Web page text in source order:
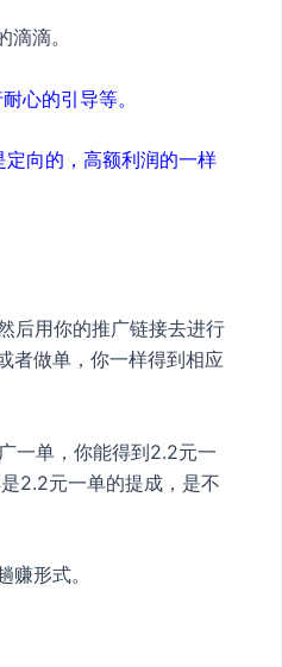
滴。
心的引导等。
向的，高额利润的一样
后用你的推广链接去进行
者做单，你一样得到相应
一单，你能得到2.2元一
2.2元一单的提成，是不
形式。